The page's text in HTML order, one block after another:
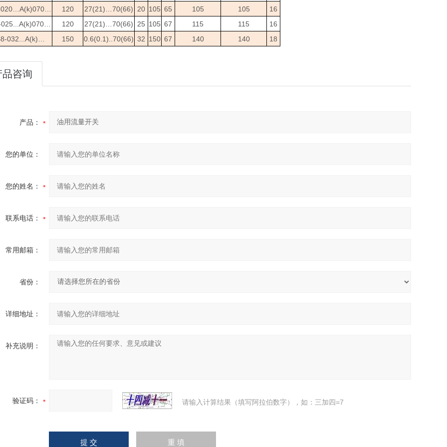
120 27(21)…70(66) 20 105 65 105 105
16
120 27(21)…70(66) 25 105 67 115 115
16
032...A(k)…
150 0.6(0.1)..70(66) 32 150 67 140 140 18
品咨询
产品：
您的单位：
您的姓名：
联系电话：
常用邮箱：
省份：
详细地址：
补充说明：
验证码： 请输入计算结果（填写阿拉伯数字），如：三加四=7